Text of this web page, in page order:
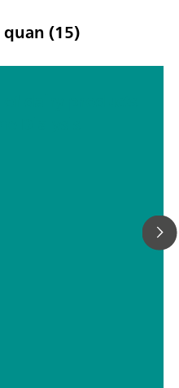
(15)